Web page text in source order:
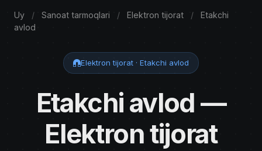
Uy / Sanoat tarmoqlari / Elektron tijorat /
Etakchi
avlod
Elektron tijorat · Etakchi avlod
Etakchi avlod —
Elektron tijorat